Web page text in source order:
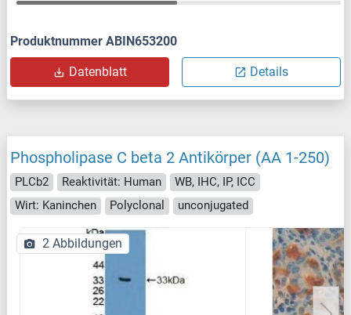
Produktnummer ABIN653200
Datenblatt Details
Phospholipase C beta 2 Antikörper (AA 1-250)
PLCb2 Reaktivität: Human
WB, IHC, IP, ICC
Wirt: Kaninchen
Polyclonal unconjugated
2 Abbildungen